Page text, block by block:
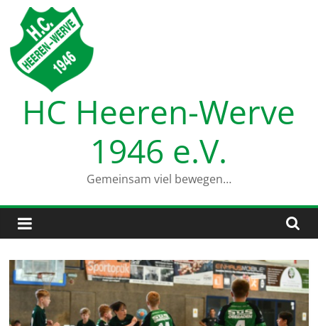
Inhalt
springen
HC Heeren-Werve
1946 e.V.
Gemeinsam viel bewegen…